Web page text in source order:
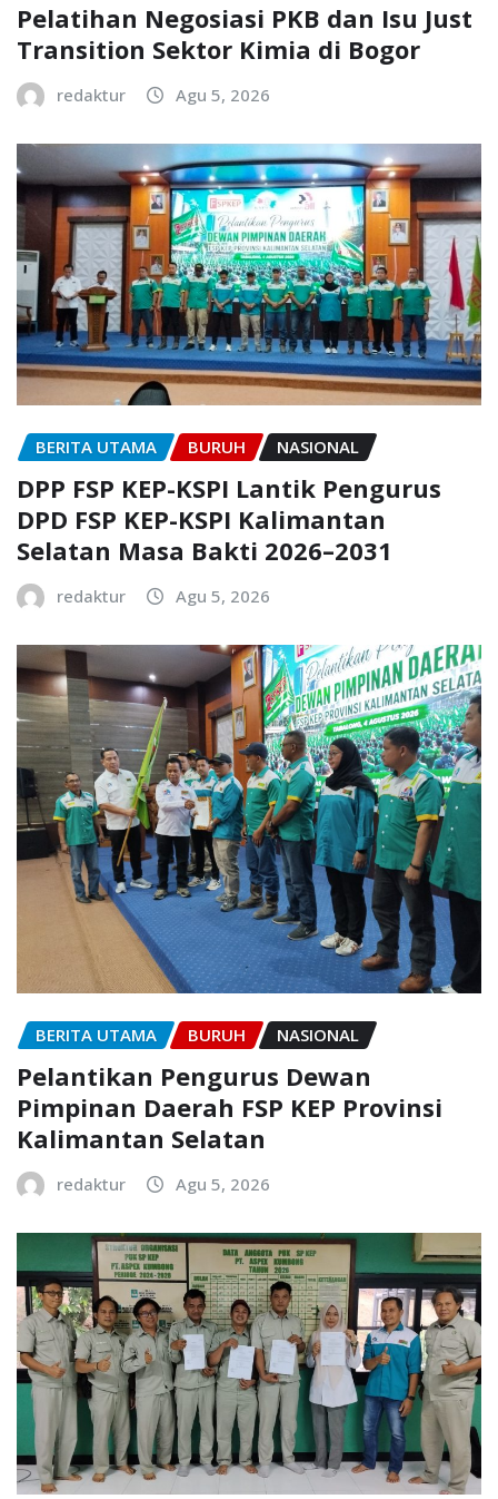
Pelatihan Negosiasi PKB dan Isu Just
Transition Sektor Kimia di Bogor
redaktur Agu 5, 2026
BERITA UTAMA BURUH NASIONAL
DPP FSP KEP-KSPI Lantik Pengurus
DPD FSP KEP-KSPI Kalimantan
Selatan Masa Bakti 2026–2031
redaktur Agu 5, 2026
BERITA UTAMA BURUH NASIONAL
Pelantikan Pengurus Dewan
Pimpinan Daerah FSP KEP Provinsi
Kalimantan Selatan
redaktur Agu 5, 2026